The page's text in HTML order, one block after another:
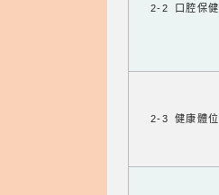
2-2 口腔保健
2-3 健康體位